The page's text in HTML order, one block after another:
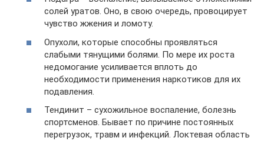
солей уратов. Оно, в свою очередь, провоцирует
чувство жжения и ломоту.
Опухоли, которые способны проявляться
слабыми тянущими болями. По мере их роста
недомогание усиливается вплоть до
необходимости применения наркотиков для их
подавления.
Тендинит – сухожильное воспаление, болезнь
спортсменов. Бывает по причине постоянных
перегрузок, травм и инфекций. Локтевая область